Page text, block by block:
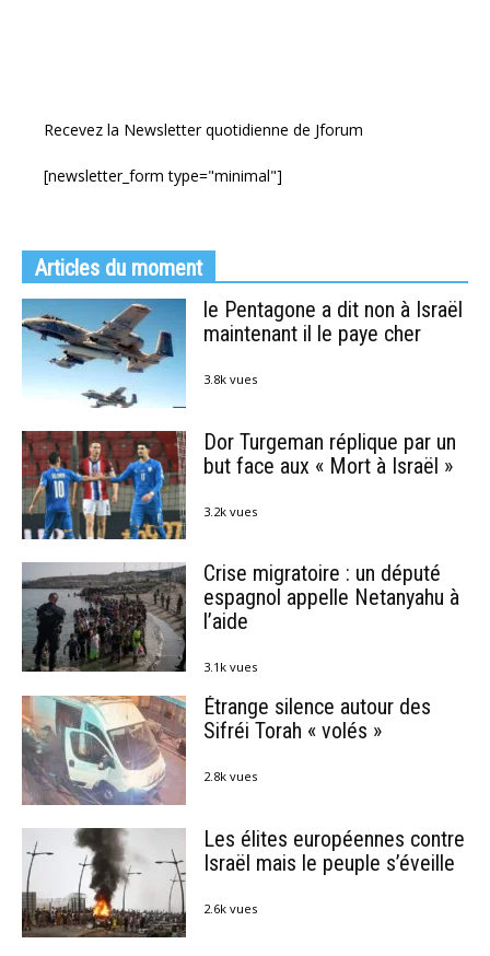
Recevez la Newsletter quotidienne de Jforum
[newsletter_form type="minimal"]
Articles du moment
le Pentagone a dit non à Israël
maintenant il le paye cher
3.8k vues
Dor Turgeman réplique par un
but face aux « Mort à Israël »
3.2k vues
Crise migratoire : un député
espagnol appelle Netanyahu à
l’aide
3.1k vues
Étrange silence autour des
Sifréi Torah « volés »
2.8k vues
Les élites européennes contre
Israël mais le peuple s’éveille
2.6k vues